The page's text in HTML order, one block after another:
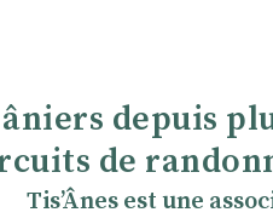
depuis
de
TisʼÂnes est une